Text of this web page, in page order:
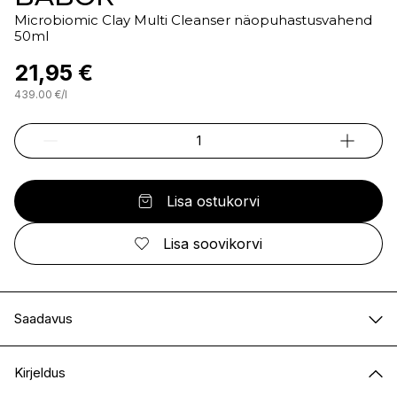
Microbiomic Clay Multi Cleanser näopuhastusvahend
50ml
21,95 €
439.00 €/l
Lisa ostukorvi
Lisa soovikorvi
Saadavus
I.L.U. Kristiine
Kirjeldus